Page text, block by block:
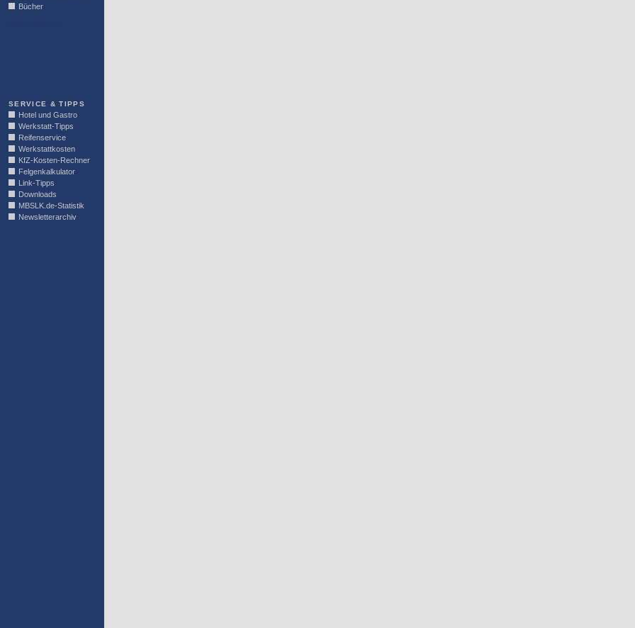
Bücher
SERVICE & TIPPS
Hotel und Gastro
Werkstatt-Tipps
Reifenservice
Werkstattkosten
KfZ-Kosten-Rechner
Felgenkalkulator
Link-Tipps
Downloads
MBSLK.de-Statistik
Newsletterarchiv